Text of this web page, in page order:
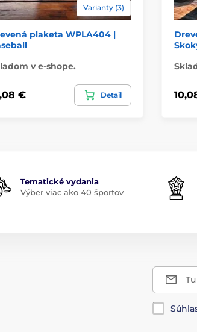
Varianty (3)
plaketa WPLA404 |
v e-shope.
€ Detail
Tematické vydania
Výber viac ako 40 športov